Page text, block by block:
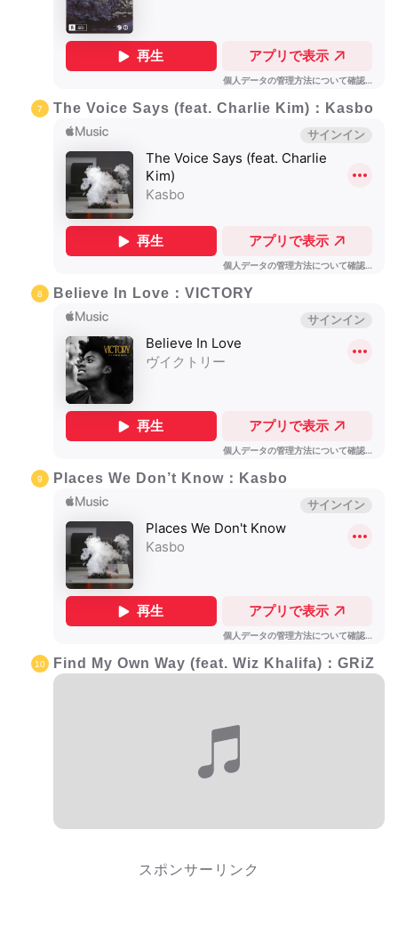
The Voice Says (feat. Charlie Kim)： Kasbo
Believe In Love：VICTORY
Places We Don’t Know：Kasbo
Find My Own Way (feat. Wiz Khalifa)：GRiZ
スポンサーリンク